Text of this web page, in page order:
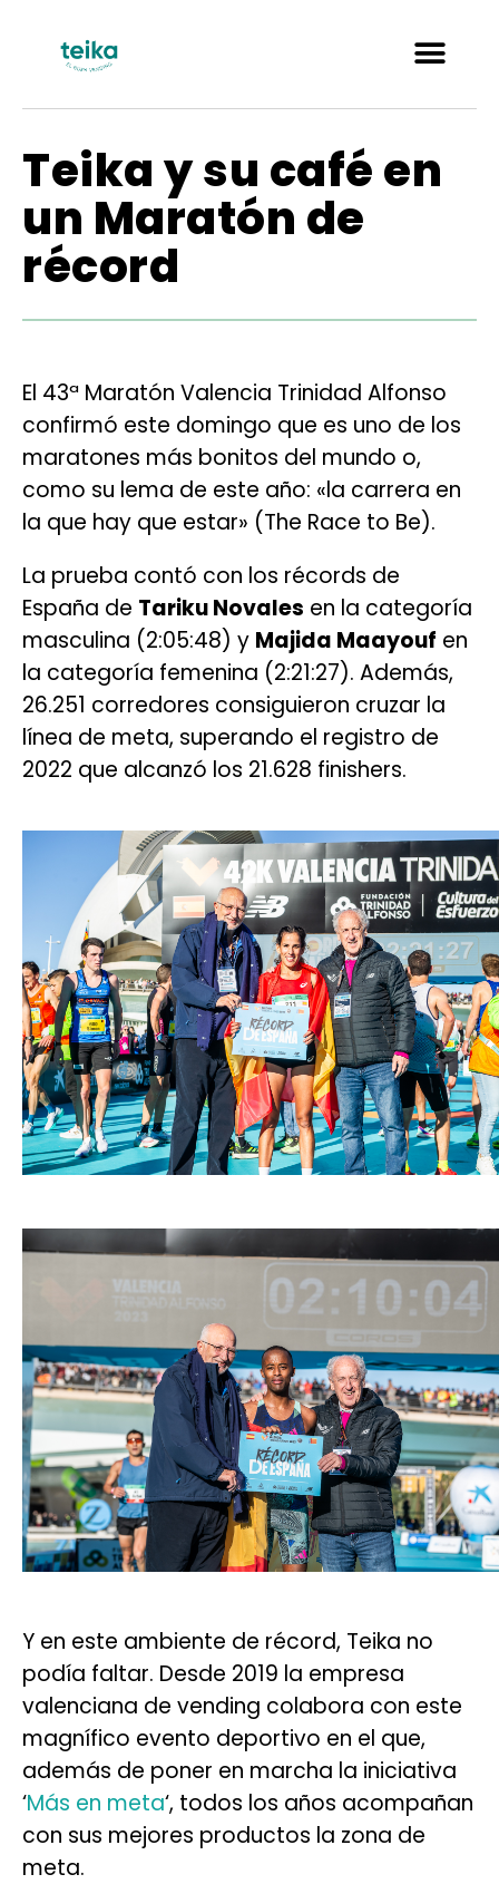
Teika y su café en
un Maratón de
récord
El 43ª Maratón Valencia Trinidad Alfonso
confirmó este domingo que es uno de los
maratones más bonitos del mundo o,
como su lema de este año: «la carrera en
la que hay que estar» (The Race to Be).
La prueba contó con los récords de
España de Tariku Novales en la categoría
masculina (2:05:48) y Majida Maayouf en
la categoría femenina (2:21:27). Además,
26.251 corredores consiguieron cruzar la
línea de meta, superando el registro de
2022 que alcanzó los 21.628 finishers.
Y en este ambiente de récord, Teika no
podía faltar. Desde 2019 la empresa
valenciana de vending colabora con este
magnífico evento deportivo en el que,
además de poner en marcha la iniciativa
‘Más en meta‘, todos los años acompañan
con sus mejores productos la zona de
meta.